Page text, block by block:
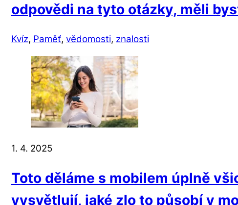
odpovědi na tyto otázky, měli
Kvíz, Paměť, vědomosti, znalosti
1. 4. 2025
Toto děláme s mobilem úplně
vysvětlují, jaké zlo to působí v